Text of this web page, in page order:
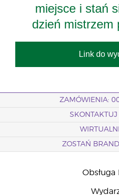
miejsce i stań
dzień mistrzem
Link do
ZAMÓWIENIA:
SKONTAKTUJ
ZOSTAŃ
Obsługa